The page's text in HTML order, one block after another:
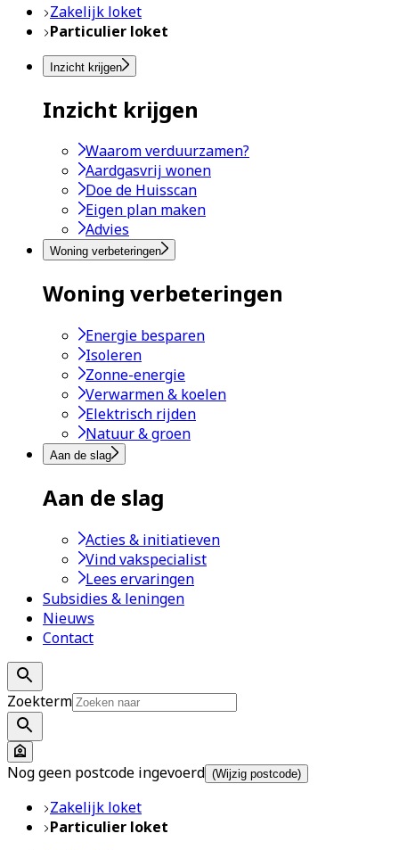
Zakelijk loket
Particulier loket
Inzicht krijgen
Inzicht krijgen
Waarom verduurzamen?
Aardgasvrij wonen
Doe de Huisscan
Eigen plan maken
Advies
Woning verbeteringen
Woning verbeteringen
Energie besparen
Isoleren
Zonne-energie
Verwarmen & koelen
Elektrisch rijden
Natuur & groen
Aan de slag
Aan de slag
Acties & initiatieven
Vind vakspecialist
Lees ervaringen
Subsidies & leningen
Nieuws
Contact
Zoekterm
Nog geen postcode ingevoerd (Wijzig postcode)
Zakelijk loket
Particulier loket